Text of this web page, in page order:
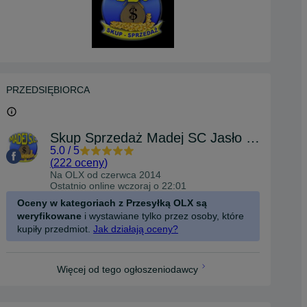
PRZEDSIĘBIORCA
Skup Sprzedaż Madej SC Jasło Czackiego
5.0 / 5
(222 oceny)
Na OLX od czerwca 2014
Ostatnio online wczoraj o 22:01
Oceny w kategoriach z Przesyłką OLX są
weryfikowane i wystawiane tylko przez osoby, które
kupiły przedmiot. Jak działają oceny?
Więcej od tego ogłoszeniodawcy